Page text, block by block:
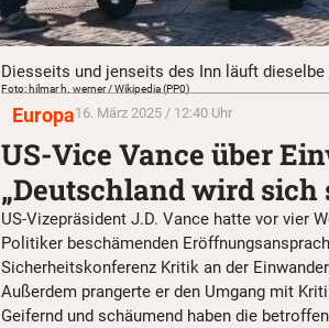
Diesseits und jenseits des Inn läuft dieselbe
Foto: hilmar h. werner / Wikipedia (PP0)
Europa16. März 2025 / 12:40 Uhr
US-Vice Vance über
„Deutschland wird sich
US-Vizepräsident J.D. Vance hatte vor vier
Politiker beschämenden
Sicherheitskonferenz Kritik an der
Außerdem prangerte er den Umgang mit
Geifernd und schäumend haben die